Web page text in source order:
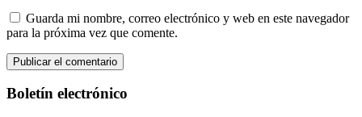
Guarda mi nombre, correo electrónico y web en este navegador
para la próxima vez que comente.
Boletín electrónico